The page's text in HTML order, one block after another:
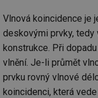
Vlnová koincidence je
deskovými prvky,
konstrukce. Při
vlnění. Je-li průmět
prvku rovný vlnové
koincidenci, která